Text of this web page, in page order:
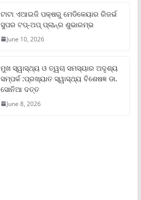
ଟାଟା ଏଆଇଜି ପକ୍ଷରୁ ମେଡିକେୟାର ରିଜର୍ଭ
ସୁପର ଟପ୍‌-ଅପ୍ ପ୍ଲାନ୍‌ର ଶୁଭାରମ୍ଭ
June 10, 2026
ମୁଖ ସ୍ୱାସ୍ଥ୍ୟ ଓ ତ୍ୱଚା ସମସ୍ୟାର ଅଦୃଶ୍ୟ
ସମ୍ପର୍କ :ପ୍ରଖ୍ୟାତ ସ୍ୱାସ୍ଥ୍ୟ ବିଶେଷଜ୍ଞ ଡା.
ସୋନିଆ ଦତ୍ତ
June 8, 2026